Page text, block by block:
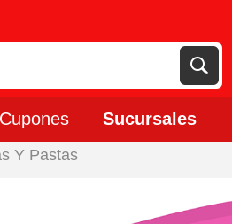
Cupones Sucursales
Y Pastas